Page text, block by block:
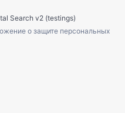
Search v2 (testings)
о защите персональных